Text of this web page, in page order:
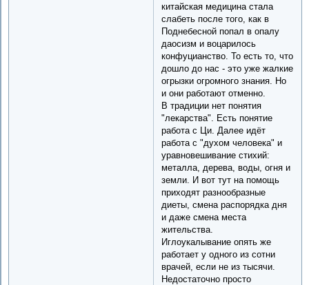
китайская медицина стала
слабеть после того, как в
Поднебесной попал в опалу
даосизм и воцарилось
конфуцианство. То есть то, что
дошло до нас - это уже жалкие
огрызки огромного знания. Но
и они работают отменно.
В традиции нет понятия
"лекарства". Есть понятие
работа с Ци. Далее идёт
работа с "духом человека" и
уравновешивание стихий:
металла, дерева, воды, огня и
земли. И вот тут на помощь
приходят разнообразные
диеты, смена распорядка дня
и даже смена места
жительства.
Иглоукалывание опять же
работает у одного из сотни
врачей, если не из тысячи.
Недостаточно просто